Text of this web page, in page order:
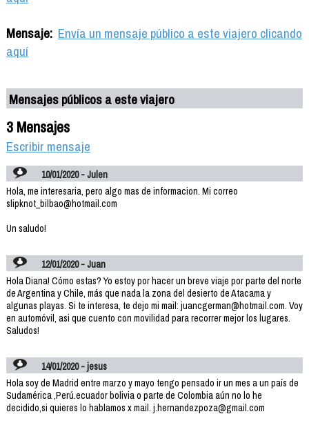
Mensaje: Envía un mensaje público a este viajero clicando
aquí
Mensajes públicos a este viajero
3 Mensajes
Escribir mensaje
10/01/2020 - Julen
Hola, me interesaria, pero algo mas de informacion. Mi correo
slipknot_bilbao@hotmail.com
Un saludo!
12/01/2020 - Juan
Hola Diana! Cómo estas? Yo estoy por hacer un breve viaje por parte del norte
de Argentina y Chile, más que nada la zona del desierto de Atacama y
algunas playas. Si te interesa, te dejo mi mail: juancgerman@hotmail.com. Voy
en automóvil, asi que cuento con movilidad para recorrer mejor los lugares.
Saludos!
14/01/2020 - jesus
Hola soy de Madrid entre marzo y mayo tengo pensado ir un mes a un país de
Sudamérica ,Perú.ecuador bolivia o parte de Colombia aún no lo he
decidido,si quieres lo hablamos x mail. j.hernandezpoza@gmail.com